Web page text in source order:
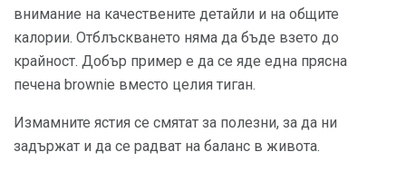
внимание на качествените детайли и на общите
калории. Отблъскването няма да бъде взето до
крайност. Добър пример е да се яде една прясна
печена brownie вместо целия тиган.
Измамните ястия се смятат за полезни, за да ни
задържат и да се радват на баланс в живота.